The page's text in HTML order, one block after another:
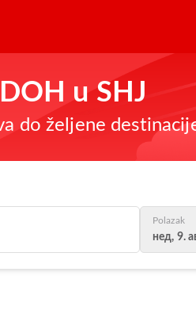
u SHJ
do željene
Polazak
нед, 9.